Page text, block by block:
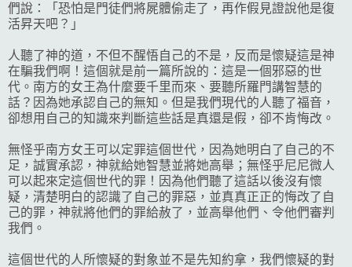
們說：「恐怕是門徒們將屍體偷走了，再作假見證說他是復
活昇天吧？」
人聽了神的道，不但不醒悟自己的不是，反而是懷疑這是神
在騙我們啊！這個就是前一篇所說的：這是一個邪惡的世
代。南方的女王為什麼要千里而來、要聽所羅門講智慧的
話？因為她承認自己的無知。但是我們現代的人聽了福音，
卻想用自己的知識來判斷這些話是真還是假，卻不肯悔改。
無怪乎南方女王可以定罪這個世代，因為她明白了自己的不
足，誠實承認，神就給她智慧並將她高舉；無怪乎尼尼微人
可以起來定這個世代的罪！因為他們聽了這話以後沒有懷
疑，清楚明白的認識了自己的罪惡，並真真正正的悔改了自
己的罪，神就將他們的罪給赦了，並高舉他們、令他們審判
我們。
這個世代的人所懷疑的對象並不是先知約拿，我們懷疑的對